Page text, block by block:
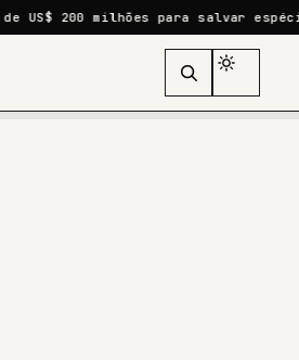
para salvar espécies ameaçadas